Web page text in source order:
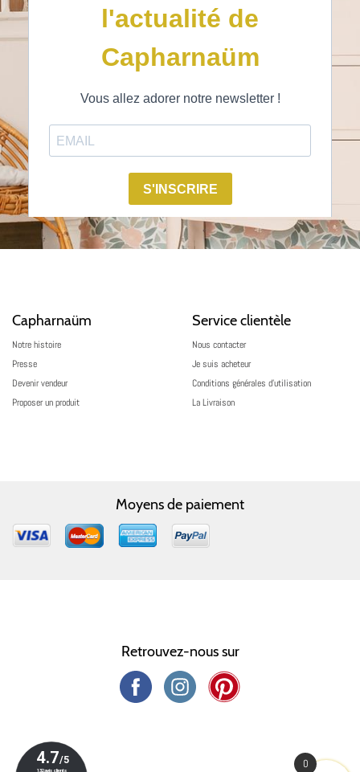
Capharnaüm
Notre histoire
Presse
Devenir vendeur
Proposer un produit
Service clientèle
Nous contacter
Je suis acheteur
Conditions générales d’utilisation
La Livraison
Moyens de paiement
Retrouvez-nous sur
0